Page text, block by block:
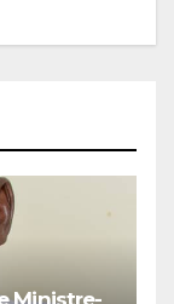
Ministre-